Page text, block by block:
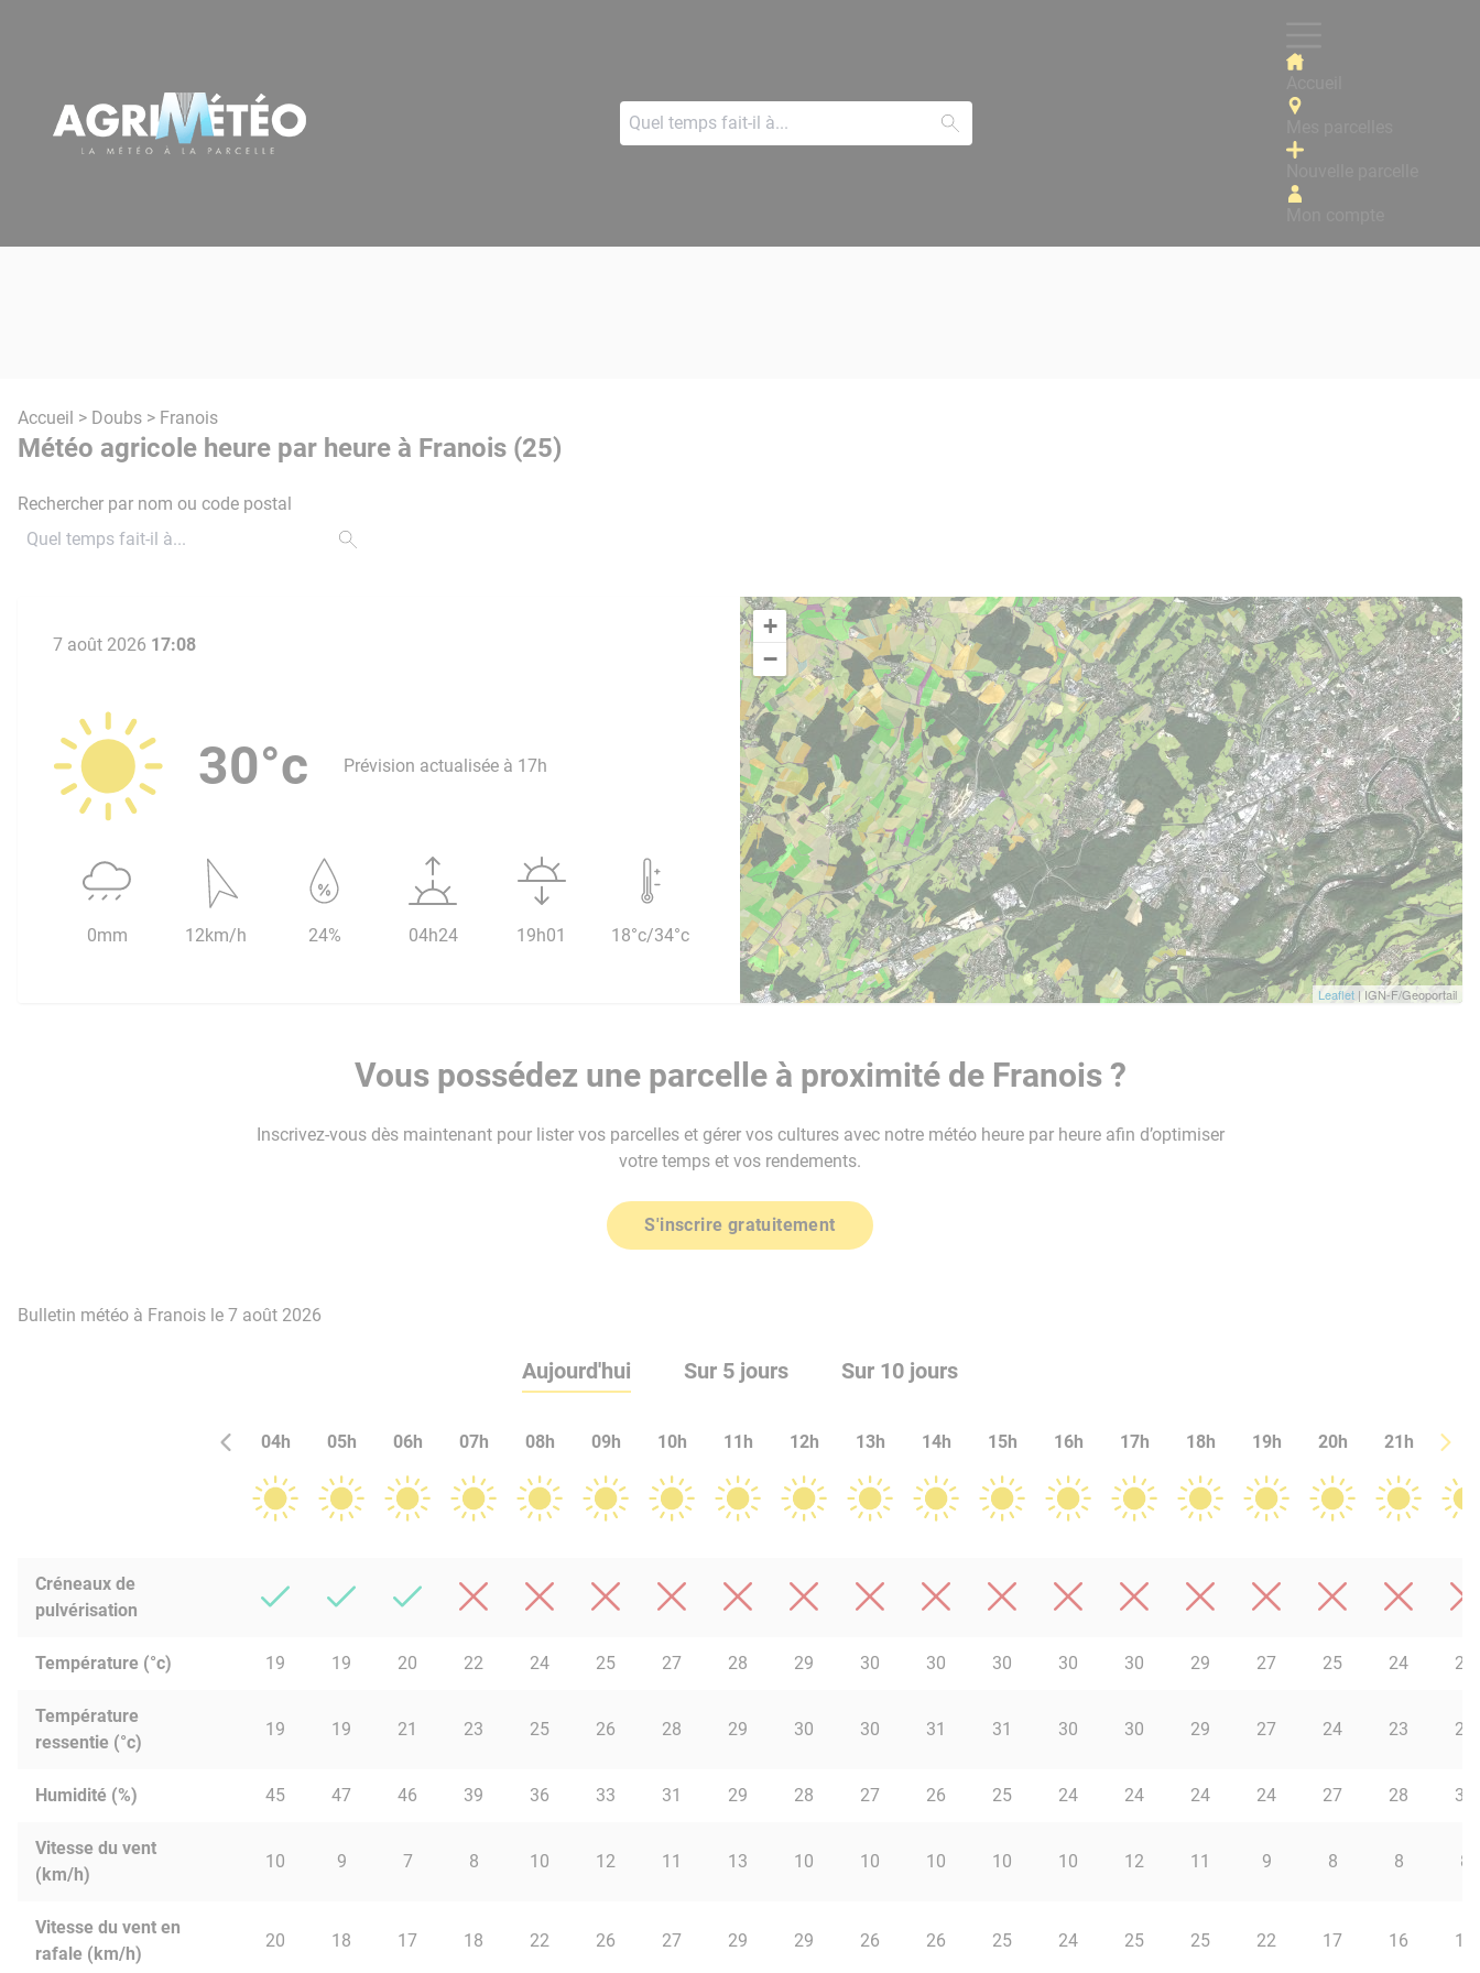
Accueil > Doubs > Franois
Météo agricole heure par heure à Franois (25)
Rechercher par nom ou code postal
+
−
Leaflet | IGN-F/Geoportail
7 août 2026 17:08
30°c Prévision actualisée à 17h
0mm 12km/h 24% 04h24 19h01 18°c/34°c
Vous possédez une parcelle à proximité de Franois ?
Inscrivez-vous dès maintenant pour lister vos parcelles et gérer vos cultures avec notre météo heure par heure afin d’optimiser
votre temps et vos rendements.
S'inscrire gratuitement
Bulletin météo à Franois le 7 août 2026
Aujourd'hui Sur 5 jours Sur 10 jours
04h 05h 06h 07h 08h 09h 10h 11h 12h 13h 14h 15h 16h 17h 18h 19h 20h 21h 22h
Créneaux de
pulvérisation
Température (°c) 19 19 20 22 24 25 27 28 29 30 30 30 30 30 29 27 25 24 23
Température
ressentie (°c)
19 19 21 23 25 26 28 29 30 30 31 31 30 30 29 27 24 23 22
Humidité (%) 45 47 46 39 36 33 31 29 28 27 26 25 24 24 24 24 27 28 30
Vitesse du vent
(km/h)
10 9 7 8 10 12 11 13 10 10 10 10 10 12 11 9 8 8 8
Vitesse du vent en
rafale (km/h)
20 18 17 18 22 26 27 29 29 26 26 25 24 25 25 22 17 16 16